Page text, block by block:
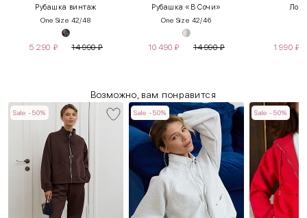
Рубашка винтаж
One Size 42/48
5 290 ₽ 14 990₽
Рубашка «В Сочи»
One Size 42/46
10 490 ₽ 14 990₽ 1 990 ₽
Возможно, вам понравится
Sale -50% Sale -50% Sale -50%